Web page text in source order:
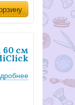
60 см